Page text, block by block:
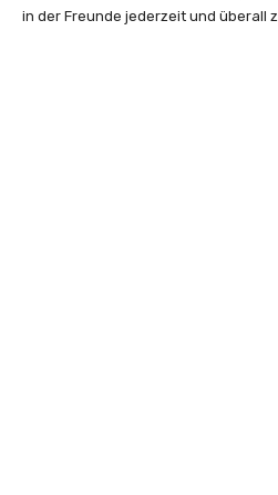
in der Freunde jederzeit und überall